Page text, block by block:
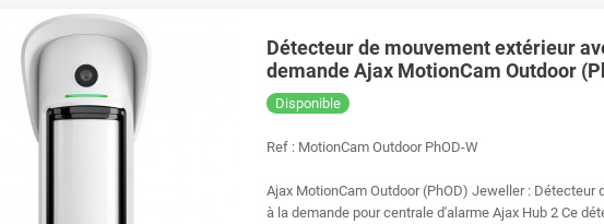
Détecteur de mouvement extérieur
demande Ajax MotionCam Outdoor
Disponible
Ref : MotionCam Outdoor PhOD-W
Ajax MotionCam Outdoor (PhOD) Jeweller :
à la demande pour centrale d'alarme Ajax Hub 2 Ce